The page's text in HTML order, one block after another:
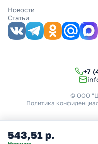
543,51 р.
Новости
Статьи
+7
© ООО
Политика